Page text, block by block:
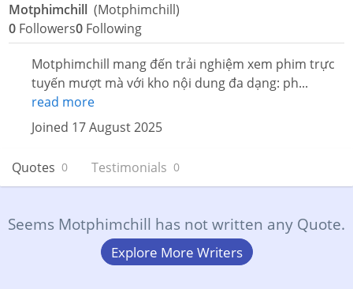
Motphimchill(Motphimchill)
0 Followers0 Following
Motphimchill mang đến trải nghiệm xem phim trực
tuyến mượt mà với kho nội dung đa dạng: ph...
read more
Joined 17 August 2025
Quotes 0 Testimonials 0
Seems Motphimchill has not written any Quote.
Explore More Writers